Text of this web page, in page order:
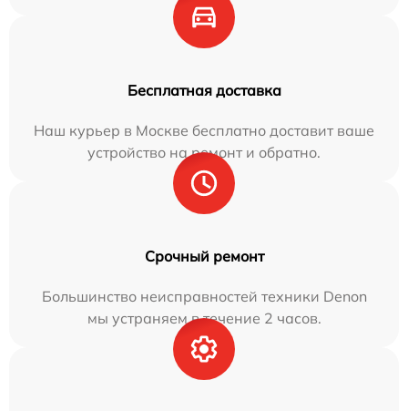
Бесплатная доставка
Наш курьер в Москве бесплатно доставит ваше
устройство на ремонт и обратно.
Срочный ремонт
Большинство неисправностей техники Denon
мы устраняем в течение 2 часов.